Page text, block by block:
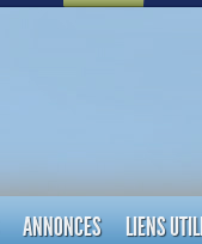
ANNONCES LIENS